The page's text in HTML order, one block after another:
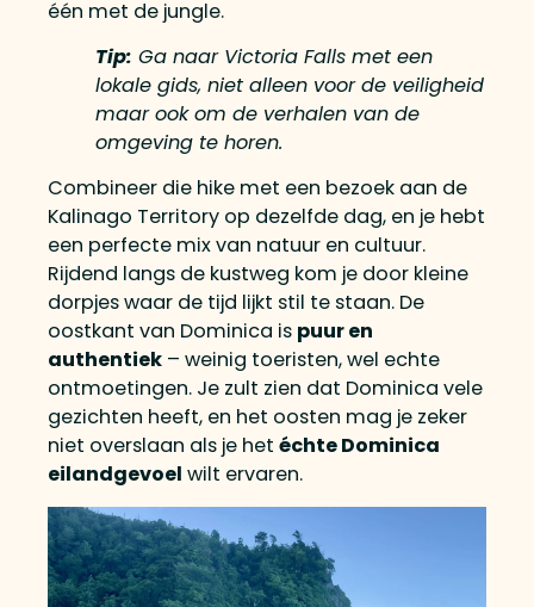
één met de jungle.
Tip: Ga naar Victoria Falls met een
lokale gids, niet alleen voor de veiligheid
maar ook om de verhalen van de
omgeving te horen.
Combineer die hike met een bezoek aan de
Kalinago Territory op dezelfde dag, en je hebt
een perfecte mix van natuur en cultuur.
Rijdend langs de kustweg kom je door kleine
dorpjes waar de tijd lijkt stil te staan. De
oostkant van Dominica is puur en
authentiek – weinig toeristen, wel echte
ontmoetingen. Je zult zien dat Dominica vele
gezichten heeft, en het oosten mag je zeker
niet overslaan als je het échte Dominica
eilandgevoel wilt ervaren.